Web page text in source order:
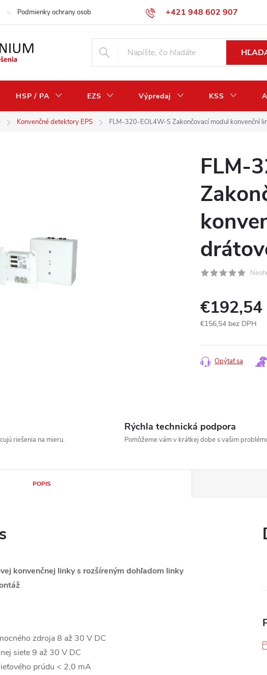
+421 948 602 907
Podmienky ochrany osobných údajov Odstúpenie od zmluvy / vrátenie peňazí
HSP / PA EZS Výpredaj KSS
Konvenčné detektory EPS FLM-320-EOL4W-S Zakončovací modul konvenční
FLM-
€192,54
€156,54 bez DPH
cena:
Opýtať sa
riešenia na mieru.
Rýchla technická podpora
Pomôžeme vám v krátkej dobe s vašim
POPIS
konvenčnej linky s rozšíreným dohľadom linky
zdroja 8 až 30 V DC
siete 9 až 30 V DC
prúdu < 2,0 mA